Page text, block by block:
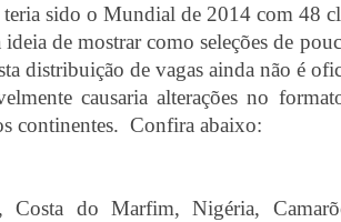
sido o Mundial de 2014 com 48
de mostrar como seleções de
distribuição de vagas ainda não é
causaria alterações no
continentes. Confira abaixo:
Costa do Marfim, Nigéria,